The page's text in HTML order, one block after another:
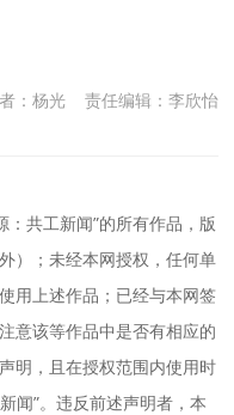
：杨光 责任编辑：李欣怡
：共工新闻”的所有作品，版
）；未经本网授权，任何单
用上述作品；已经与本网签
意该等作品中是否有相应的
明，且在授权范围内使用时
闻”。违反前述声明者，本